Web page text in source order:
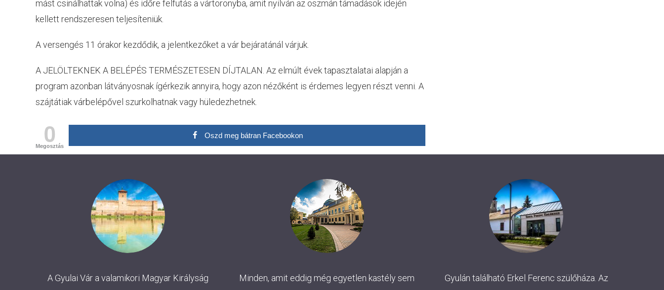
mást csinálhattak volna) és időre felfutás a vártoronyba, amit nyilván az oszmán támadások idején
kellett rendszeresen teljesíteniük.
A versengés 11 órakor kezdődik, a jelentkezőket a vár bejáratánál várjuk.
A JELÖLTEKNEK A BELÉPÉS TERMÉSZETESEN DÍJTALAN. Az elmúlt évek tapasztalatai alapján a
program azonban látványosnak ígérkezik annyira, hogy azon nézőként is érdemes legyen részt venni. A
szájtátiak várbelépővel szurkolhatnak vagy hüledezhetnek.
0
Megosztás
Oszd meg bátran Facebookon
A Gyulai Vár a valamikori Magyar Királyság
Minden, amit eddig még egyetlen kastély sem
Gyulán található Erkel Ferenc szülőháza. Az